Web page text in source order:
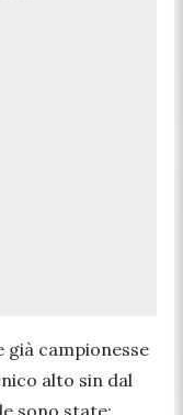
già campionesse
alto sin dal
sono state: